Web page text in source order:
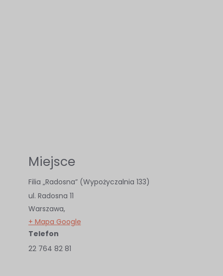
Miejsce
Filia „Radosna” (Wypożyczalnia 133)
ul. Radosna 11
Warszawa,
+ Mapa Google
Telefon
22 764 82 81
Marketing
Udostępniając
swoje
zainteresowania i
zachowania
podczas
odwiedzania naszej